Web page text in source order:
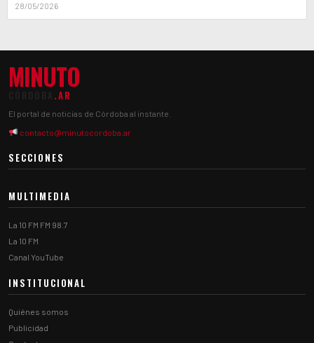
28/05/2026
MINUTO
.AR
El portal de noticias de Córdoba al instante.
contacto@minutocordoba.ar
SECCIONES
MULTIMEDIA
La 10 FM FM 98.7
La 10 FM
Canal YouTube
INSTITUCIONAL
Quiénes somos
Publicidad